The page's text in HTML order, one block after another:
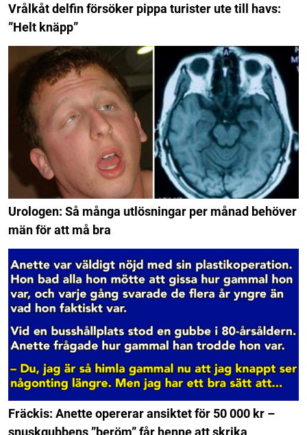
Vrålkåt delfin försöker pippa turister ute till havs:
”Helt knäpp”
Urologen: Så många utlösningar per månad behöver
män för att må bra
Fräckis: Anette opererar ansiktet för 50 000 kr –
snuskgubbens ”beröm” får henne att skrika